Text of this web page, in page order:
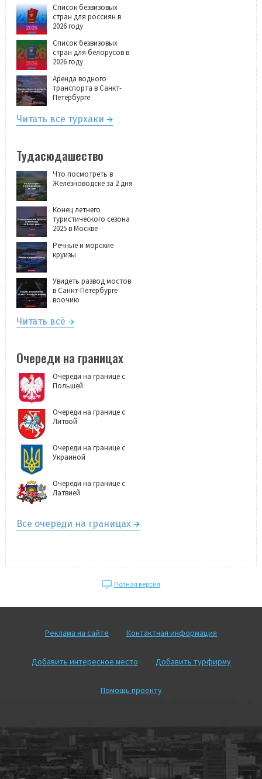
Список безвизовых
стран для россиян в
2026 году
Список безвизовых
стран для белорусов в
2026 году
Аренда водного
транспорта в Санкт-
Петербурге
Читать все турхаки
Тудасюдашество
Что посмотреть в
Железноводске за 2 дня
Конец летнего
туристического сезона
2025 в Москве
Речные и морские
круизы
Увидеть развод мостов
в Санкт-Петербурге
воочию
Читать всё
Очереди на границах
Очереди на границе с
Польшей
Очереди на границе с
Литвой
Очереди на границе с
Украиной
Очереди на границе с
Латвией
Все очереди на границах
Полная версия
Реклама на сайте Контактная информация
Добавить интересное место Добавить турфирму
Помощь проекту